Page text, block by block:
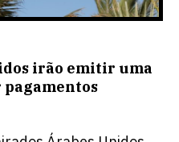
irão emitir uma
pagamentos